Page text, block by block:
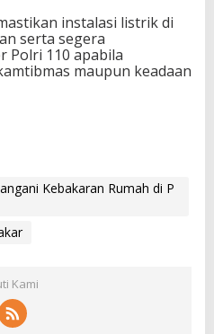
instalasi listrik di
serta segera
Polri 110 apabila
maupun keadaan
Kebakaran Rumah di P
Kami